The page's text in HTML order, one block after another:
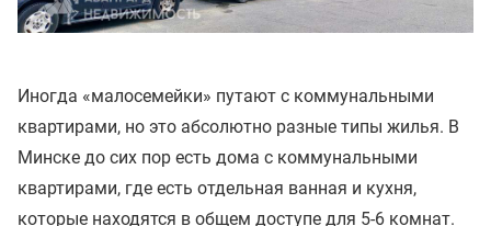
Иногда «малосемейки» путают с коммунальными
квартирами, но это абсолютно разные типы жилья. В
Минске до сих пор есть дома с коммунальными
квартирами, где есть отдельная ванная и кухня,
которые находятся в общем доступе для 5-6 комнат.